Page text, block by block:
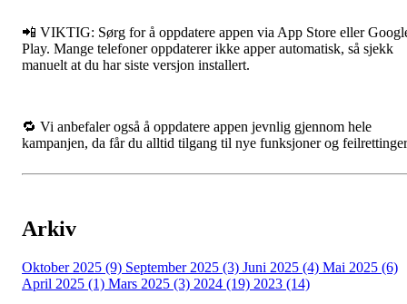
📲 VIKTIG: Sørg for å oppdatere appen via App Store eller
Play. Mange telefoner oppdaterer ikke apper automatisk, så sjekk
manuelt at du har siste versjon installert.
🔁 Vi anbefaler også å oppdatere appen jevnlig gjennom hele
kampanjen, da får du alltid tilgang til nye funksjoner og
Arkiv
Oktober 2025 (9) September 2025 (3) Juni 2025 (4) Mai 2025 (6)
April 2025 (1) Mars 2025 (3) 2024 (19) 2023 (14)